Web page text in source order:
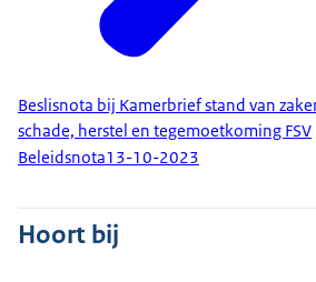
Beslisnota bij Kamerbrief stand van
schade, herstel en tegemoetkoming FSV
Beleidsnota13-10-2023
Hoort bij